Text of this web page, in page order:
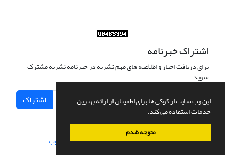
این وب سایت از کوکی ها برای اطمینان از ارائه بهترین
خدمات استفاده می کند.
متوجه شدم
اشتراک خبرنامه
برای دریافت اخبار و اطلاعیه های مهم نشریه در خبرنامه نشریه مشترک
شوید.
اشتراک
سامانه مدیریت نشریات علمی.طراحی و پیاده سازی از سیناوب